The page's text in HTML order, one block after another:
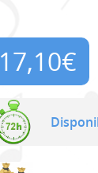
17,10€